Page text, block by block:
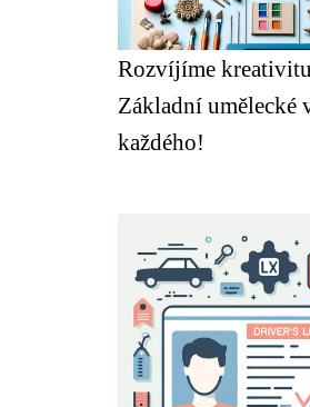
Rozvíjíme
Základní umělecké
každého!